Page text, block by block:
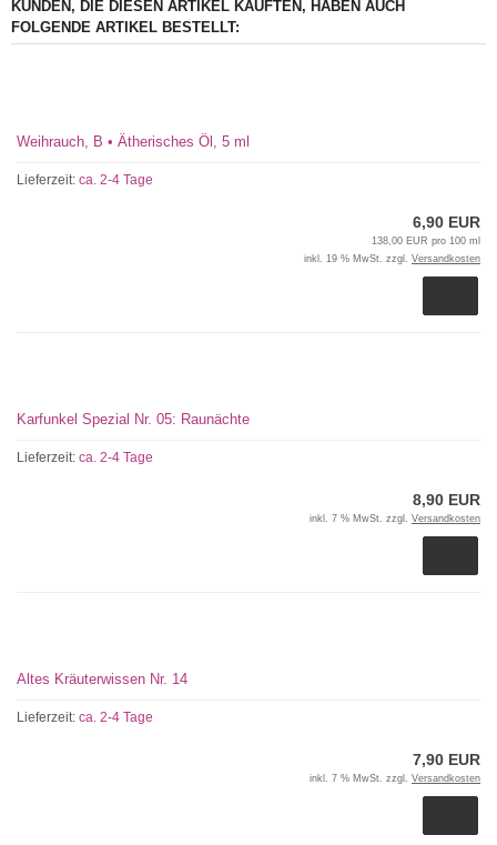
KUNDEN, DIE DIESEN ARTIKEL KAUFTEN, HABEN AUCH
FOLGENDE ARTIKEL BESTELLT:
Weihrauch, B • Ätherisches Öl, 5 ml
Lieferzeit: ca. 2-4 Tage
6,90 EUR
138,00 EUR pro 100 ml
inkl. 19 % MwSt. zzgl. Versandkosten
Karfunkel Spezial Nr. 05: Raunächte
Lieferzeit: ca. 2-4 Tage
8,90 EUR
inkl. 7 % MwSt. zzgl. Versandkosten
Altes Kräuterwissen Nr. 14
Lieferzeit: ca. 2-4 Tage
7,90 EUR
inkl. 7 % MwSt. zzgl. Versandkosten